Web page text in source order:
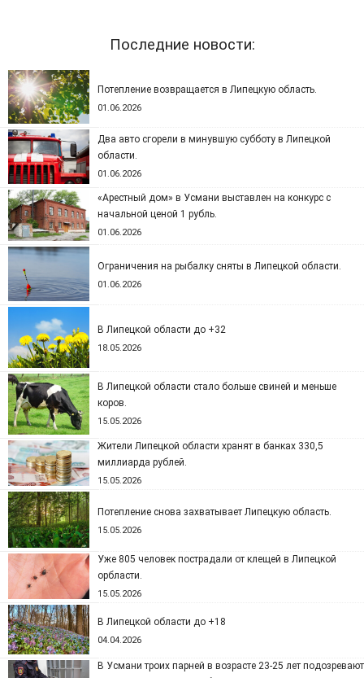
Последние новости:
Потепление возвращается в Липецкую область.
01.06.2026
Два авто сгорели в минувшую субботу в Липецкой
области.
01.06.2026
«Арестный дом» в Усмани выставлен на конкурс с
начальной ценой 1 рубль.
01.06.2026
Ограничения на рыбалку сняты в Липецкой области.
01.06.2026
В Липецкой области до +32
18.05.2026
В Липецкой области стало больше свиней и меньше
коров.
15.05.2026
Жители Липецкой области хранят в банках 330,5
миллиарда рублей.
15.05.2026
Потепление снова захватывает Липецкую область.
15.05.2026
Уже 805 человек пострадали от клещей в Липецкой
орбласти.
15.05.2026
В Липецкой области до +18
04.04.2026
В Усмани троих парней в возрасте 23-25 лет подозревают